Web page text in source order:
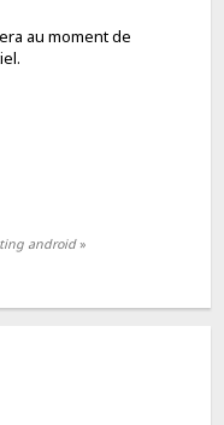
au moment de
android»